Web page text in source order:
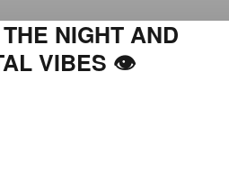
NIGHT AND
VIBES 👁️